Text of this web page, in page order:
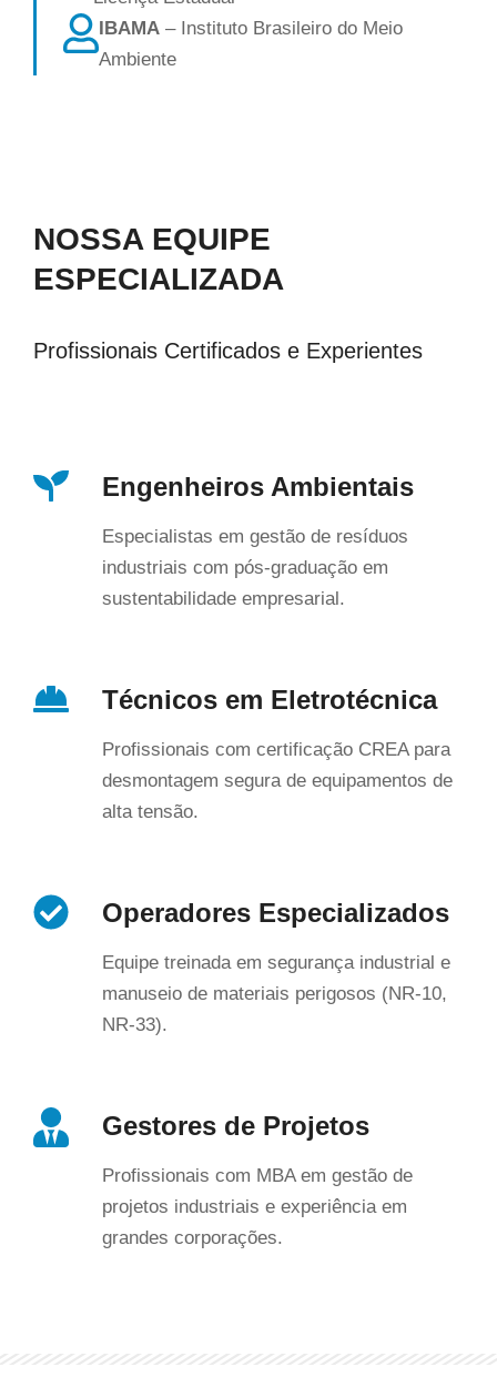
IBAMA – Instituto Brasileiro do Meio
Ambiente
NOSSA EQUIPE
ESPECIALIZADA
Profissionais Certificados e Experientes
Engenheiros Ambientais
Especialistas em gestão de resíduos
industriais com pós-graduação em
sustentabilidade empresarial.
Técnicos em Eletrotécnica
Profissionais com certificação CREA para
desmontagem segura de equipamentos de
alta tensão.
Operadores Especializados
Equipe treinada em segurança industrial e
manuseio de materiais perigosos (NR-10,
NR-33).
Gestores de Projetos
Profissionais com MBA em gestão de
projetos industriais e experiência em
grandes corporações.